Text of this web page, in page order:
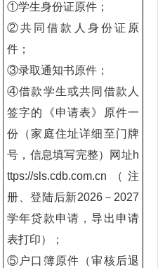
①学生身份证原件；
②共同借款人身份证原
件；
③录取通知书原件；
④借款学生或共同借款人
签字的《申请表》原件一
份（家庭住址详细至门牌
号，信息填写完整）网址h
ttps://sls.cdb.com.cn（注
册、登陆后新2026－2027
学年贷款申请，导出申请
表打印）；
⑤户口簿原件（审核后退